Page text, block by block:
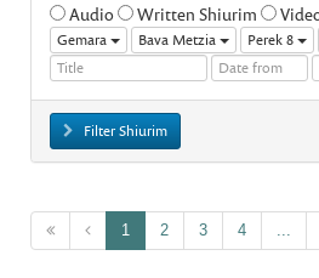
Audio Written Shiurim
Gemara Bava Metzia Perek 8
Filter Shiurim
1 2 3 4